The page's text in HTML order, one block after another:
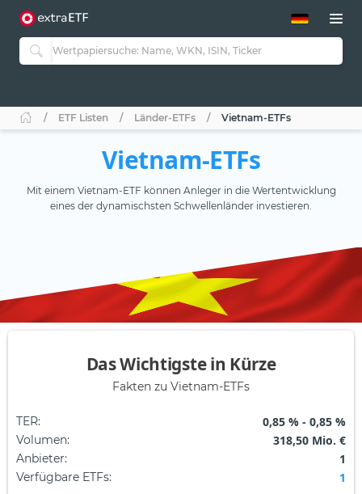
ETF-Guide 2.0
Guide Aktive ETFs
ETF-Sparpläne
ETF Listen Länder-ETFs Vietnam-ETFs
Vietnam-ETFs
Mit einem Vietnam-ETF können Anleger in die Wertentwicklung
eines der dynamischsten Schwellenländer investieren.
Das Wichtigste in Kürze
Fakten zu Vietnam-ETFs
TER: 0,85 % - 0,85 %
Volumen: 318,50 Mio. €
Anbieter: 1
Verfügbare ETFs: 1